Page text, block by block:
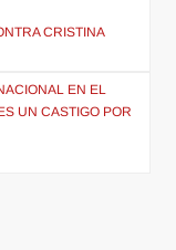
CRISTINA
EN EL
UN CASTIGO POR